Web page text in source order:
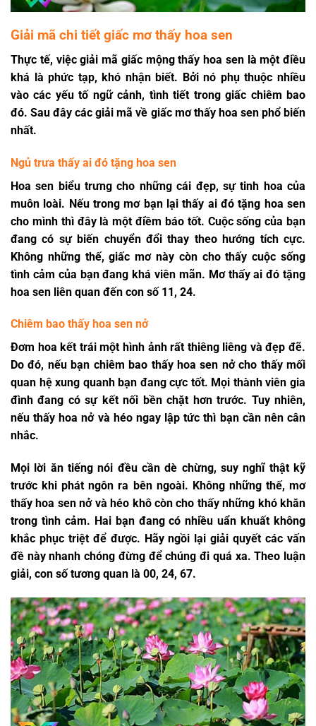
Giải mã chi tiết giấc mơ thấy hoa sen
Thực tế, việc giải mã giấc mộng thấy hoa sen là một điều
khá là phức tạp, khó nhận biết. Bởi nó phụ thuộc nhiều
vào các yếu tố ngữ cảnh, tình tiết trong giấc chiêm bao
đó. Sau đây các giải mã về giấc mơ thấy hoa senphổ biến
nhất.
Ngủ trưa thấy ai đó tặng hoa sen
Hoa sen biểu trưng cho những cái đẹp, sự tinh hoa của
muôn loài. Nếu trong mơ bạn lại thấy ai đó tặng hoa sen
cho mình thì đây là một điềm báo tốt. Cuộc sống của bạn
đang có sự biến chuyển đổi thay theo hướng tích cực.
Không những thế, giấc mơ này còn cho thấy cuộc sống
tình cảm của bạn đang khá viên mãn. Mơ thấy ai đó tặng
hoa sen liên quan đến con số 11, 24.
Chiêm bao thấy hoa sen nở
Đơm hoa kết trái một hình ảnh rất thiêng liêng và đẹp đẽ.
Do đó, nếu bạn chiêm bao thấy hoa sen nở cho thấy mối
quan hệ xung quanh bạn đang cực tốt. Mọi thành viên gia
đình đang có sự kết nối bền chặt hơn trước. Tuy nhiên,
nếu thấy hoa nở và héo ngay lập tức thì bạn cần nên cân
nhắc.
Mọi lời ăn tiếng nói đều cần dè chừng, suy nghĩ thật kỹ
trước khi phát ngôn ra bên ngoài. Không những thế, mơ
thấy hoa sennở và héo khô còn cho thấy những khó khăn
trong tình cảm. Hai bạn đang có nhiều uẩn khuất không
khắc phục triệt để được. Hãy ngồi lại giải quyết các vấn
đề này nhanh chóng đừng để chúng đi quá xa. Theo luận
giải, con số tương quan là 00, 24, 67.